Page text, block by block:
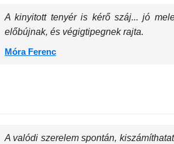
A kinyitott tenyér is kérő száj... jó
előbújnak, és végigtipegnek rajta.
Móra Ferenc
A valódi szerelem spontán,